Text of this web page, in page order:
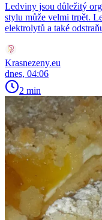
Ledviny jsou důležitý
stylu může velmi trpět.
elektrolytů a také
Krasnezeny.eu
dnes, 04:06
2 min